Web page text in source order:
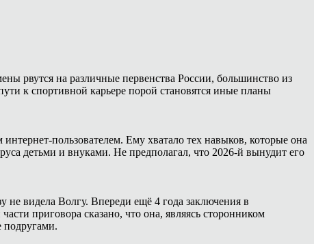
рвутся на различные первенства России, большинство из
к спортивной карьере порой становятся иные планы
пользователем. Ему хватало тех навыков, которые она
детьми и внуками. Не предполагал, что 2026-й вынудит его
видела Волгу. Впереди ещё 4 года заключения в
приговора сказано, что она, являясь сторонником
подругами.